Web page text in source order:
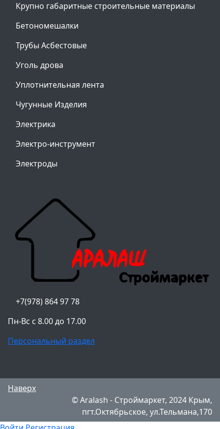
Крупно габаритные строительные материалы
Бетономешалки
Трубы Асбестовые
Уголь дрова
Уплотнительная лента
Чугунные Изделия
Электрика
Электро-инструмент
Электроды
+7(978) 864 97 78
Пн-Вс с 8.00 до 17.00
Персональный раздел
Наверх
© Aralash - Строймаркет, 2024 Крым,
пгт.Октябрьское, ул.Тельмана,170